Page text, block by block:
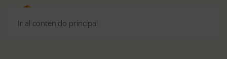
Ir al contenido principal